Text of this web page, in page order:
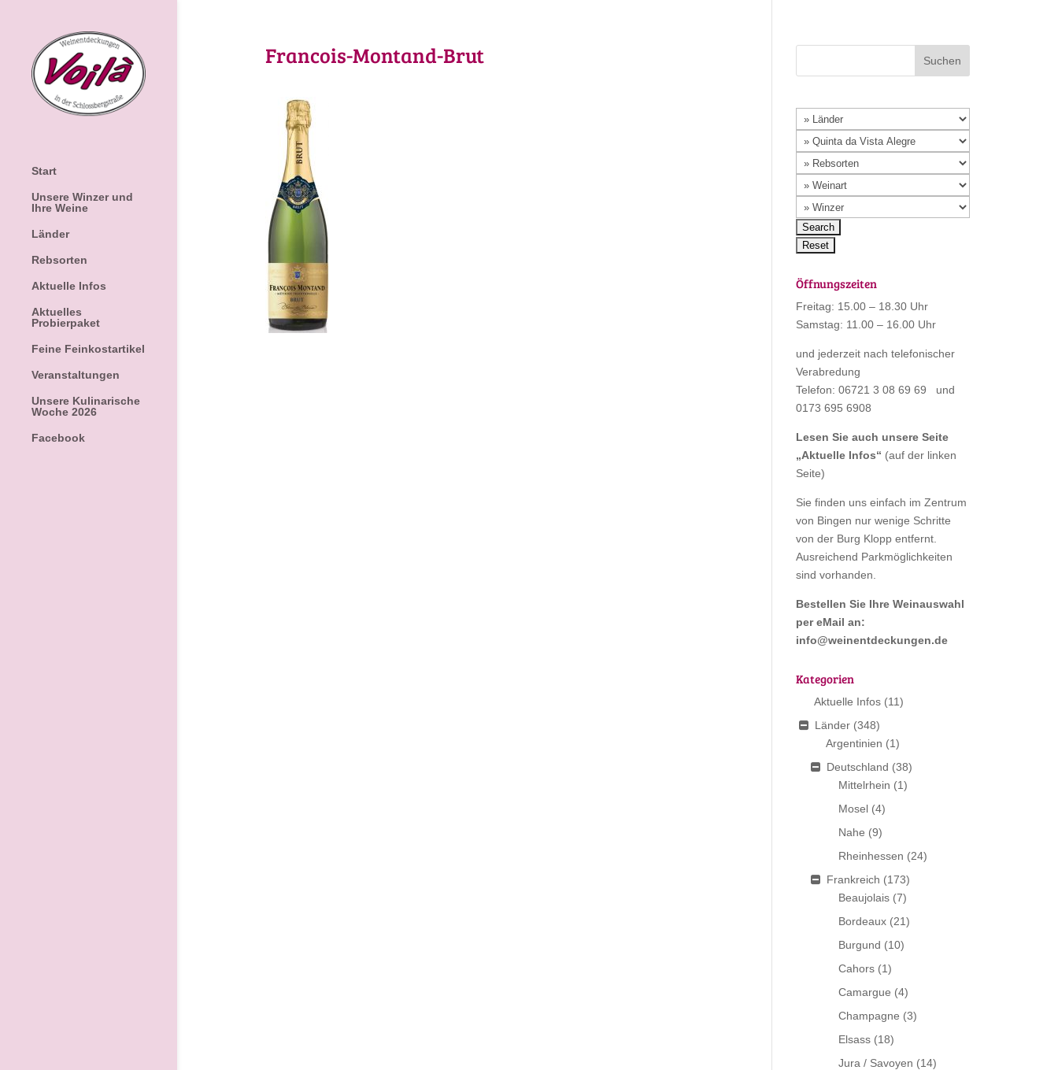
Start
Unsere Winzer und
Ihre Weine
Länder
Rebsorten
Aktuelle Infos
Aktuelles
Probierpaket
Feine Feinkostartikel
Veranstaltungen
Unsere Kulinarische
Woche 2026
Facebook
Francois-Montand-Brut
Öffnungszeiten
Freitag: 15.00 – 18.30 Uhr
Samstag: 11.00 – 16.00 Uhr
und jederzeit nach telefonischer
Verabredung
Telefon: 06721 3 08 69 69 und
0173 695 6908
Lesen Sie auch unsere Seite
„Aktuelle Infos“ (auf der linken
Seite)
Sie finden uns einfach im Zentrum
von Bingen nur wenige Schritte
von der Burg Klopp entfernt.
Ausreichend Parkmöglichkeiten
sind vorhanden.
Bestellen Sie Ihre Weinauswahl
per eMail an:
info@weinentdeckungen.de
Kategorien
Aktuelle Infos (11)
Länder (348)
Argentinien (1)
Deutschland (38)
Mittelrhein (1)
Mosel (4)
Nahe (9)
Rheinhessen (24)
Frankreich (173)
Beaujolais (7)
Bordeaux (21)
Burgund (10)
Cahors (1)
Camargue (4)
Champagne (3)
Elsass (18)
Jura / Savoyen (14)